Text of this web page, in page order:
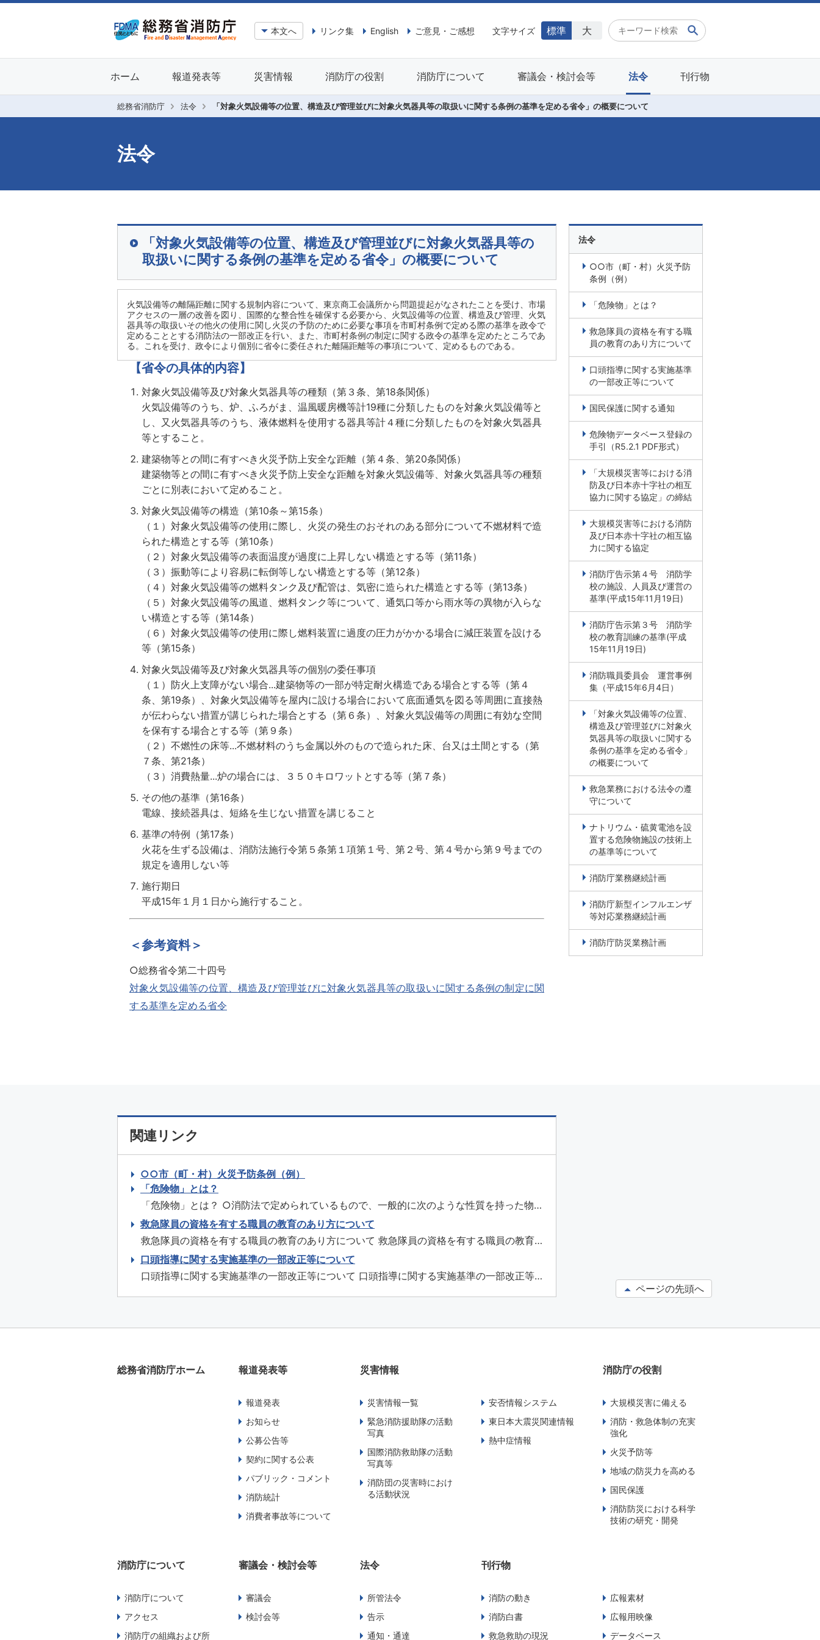
本文へ リンク集 English ご意見・ご感想 文字サイズ 標準 大
ホーム 報道発表等 災害情報 消防庁の役割 消防庁について 審議会・検討会等 法令 刊行物
総務省消防庁 法令 「対象火気設備等の位置、構造及び管理並びに対象火気器具等の取扱いに関する条例の基準を定める省令」の概要について
法令
「対象火気設備等の位置、構造及び管理並びに対象火気器具等の
取扱いに関する条例の基準を定める省令」の概要について
火気設備等の離隔距離に関する規制内容について、東京商工会議所から問題提起がなされたことを受け、市場
アクセスの一層の改善を図り、国際的な整合性を確保する必要から、火気設備等の位置、構造及び管理、火気
器具等の取扱いその他火の使用に関し火災の予防のために必要な事項を市町村条例で定める際の基準を政令で
定めることとする消防法の一部改正を行い、また、市町村条例の制定に関する政令の基準を定めたところであ
る。これを受け、政令により個別に省令に委任された離隔距離等の事項について、定めるものである。
【省令の具体的内容】
対象火気設備等及び対象火気器具等の種類（第３条、第18条関係）
火気設備等のうち、炉、ふろがま、温風暖房機等計19種に分類したものを対象火気設備等と
し、又火気器具等のうち、液体燃料を使用する器具等計４種に分類したものを対象火気器具
等とすること。
建築物等との間に有すべき火災予防上安全な距離（第４条、第20条関係）
建築物等との間に有すべき火災予防上安全な距離を対象火気設備等、対象火気器具等の種類
ごとに別表において定めること。
対象火気設備等の構造（第10条～第15条）
（１）対象火気設備等の使用に際し、火災の発生のおそれのある部分について不燃材料で造
られた構造とする等（第10条）
（２）対象火気設備等の表面温度が過度に上昇しない構造とする等（第11条）
（３）振動等により容易に転倒等しない構造とする等（第12条）
（４）対象火気設備等の燃料タンク及び配管は、気密に造られた構造とする等（第13条）
（５）対象火気設備等の風道、燃料タンク等について、通気口等から雨水等の異物が入らな
い構造とする等（第14条）
（６）対象火気設備等の使用に際し燃料装置に過度の圧力がかかる場合に減圧装置を設ける
等（第15条）
対象火気設備等及び対象火気器具等の個別の委任事項
（１）防火上支障がない場合...建築物等の一部が特定耐火構造である場合とする等（第４
条、第19条）、対象火気設備等を屋内に設ける場合において底面通気を図る等周囲に直接熱
が伝わらない措置が講じられた場合とする（第６条）、対象火気設備等の周囲に有効な空間
を保有する場合とする等（第９条）
（２）不燃性の床等...不燃材料のうち金属以外のもので造られた床、台又は土間とする（第
７条、第21条）
（３）消費熱量...炉の場合には、３５０キロワットとする等（第７条）
その他の基準（第16条）
電線、接続器具は、短絡を生じない措置を講じること
基準の特例（第17条）
火花を生ずる設備は、消防法施行令第５条第１項第１号、第２号、第４号から第９号までの
規定を適用しない等
施行期日
平成15年１月１日から施行すること。
＜参考資料＞
○総務省令第二十四号
対象火気設備等の位置、構造及び管理並びに対象火気器具等の取扱いに関する条例の制定に関
する基準を定める省令
法令
○○市（町・村）火災予防
条例（例）
「危険物」とは？
救急隊員の資格を有する職
員の教育のあり方について
口頭指導に関する実施基準
の一部改正等について
国民保護に関する通知
危険物データベース登録の
手引（R5.2.1 PDF形式）
「大規模災害等における消
防及び日本赤十字社の相互
協力に関する協定」の締結
大規模災害等における消防
及び日本赤十字社の相互協
力に関する協定
消防庁告示第４号 消防学
校の施設、人員及び運営の
基準(平成15年11月19日)
消防庁告示第３号 消防学
校の教育訓練の基準(平成
15年11月19日)
消防職員委員会 運営事例
集（平成15年6月4日）
「対象火気設備等の位置、
構造及び管理並びに対象火
気器具等の取扱いに関する
条例の基準を定める省令」
の概要について
救急業務における法令の遵
守について
ナトリウム・硫黄電池を設
置する危険物施設の技術上
の基準等について
消防庁業務継続計画
消防庁新型インフルエンザ
等対応業務継続計画
消防庁防災業務計画
関連リンク
○○市（町・村）火災予防条例（例）
「危険物」とは？
「危険物」とは？ ○消防法で定められているもので、一般的に次のような性質を持った物
品をいいます。 火災発生の危険性が大きいもの 火災拡大の危険性が大きいもの 消火の困難
性が高いもの ＊私たちの身近なものでは、ガソリン・灯油・油性塗料等があります 類別 性
質 性質等の概要 第一類 酸化性固体 固体であ...
救急隊員の資格を有する職員の教育のあり方について
救急隊員の資格を有する職員の教育のあり方について 救急隊員の資格を有する職員の教育
のあり方について（平成25年5月9日） 救急隊員教育管理表（別紙１） チェックリスト（別
紙２） ...
口頭指導に関する実施基準の一部改正等について
口頭指導に関する実施基準の一部改正等について 口頭指導に関する実施基準の一部改正等
ページの先頭へ
総務省消防庁ホーム 報道発表等
報道発表
お知らせ
公募公告等
契約に関する公表
パブリック・コメント
消防統計
消費者事故等について
災害情報
災害情報一覧
緊急消防援助隊の活動
写真
国際消防救助隊の活動
写真等
消防団の災害時におけ
る活動状況
安否情報システム
東日本大震災関連情報
熱中症情報
消防庁の役割
大規模災害に備える
消防・救急体制の充実
強化
火災予防等
地域の防災力を高める
国民保護
消防防災における科学
技術の研究・開発
消防庁について
消防庁について
アクセス
消防庁の組織および所
審議会・検討会等
審議会
検討会等
法令
所管法令
告示
通知・通達
刊行物
消防の動き
消防白書
救急救助の現況
広報素材
広報用映像
データベース